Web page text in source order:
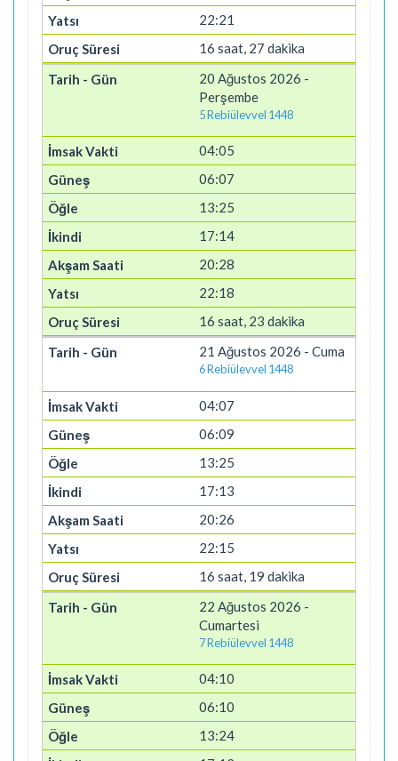
22:21
16 saat, 27 dakika
20 Ağustos 2026 -
Perşembe
5 Rebiülevvel 1448
04:05
06:07
13:25
17:14
20:28
22:18
16 saat, 23 dakika
21 Ağustos 2026 - Cuma
6 Rebiülevvel 1448
04:07
06:09
13:25
17:13
20:26
22:15
16 saat, 19 dakika
22 Ağustos 2026 -
Cumartesi
7 Rebiülevvel 1448
04:10
06:10
13:24